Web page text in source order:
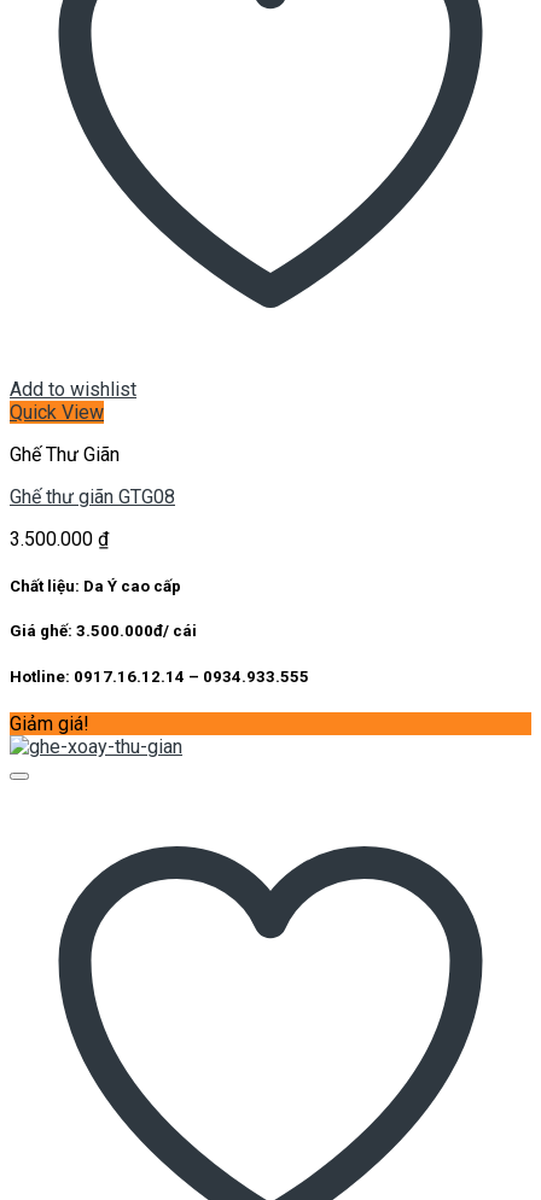
Add to wishlist
Quick View
Ghế Thư Giãn
Ghế thư giãn GTG08
3.500.000 ₫
Chất liệu: Da Ý cao cấp
Giá ghế: 3.500.000đ/ cái
Hotline: 0917.16.12.14 – 0934.933.555
Giảm giá!